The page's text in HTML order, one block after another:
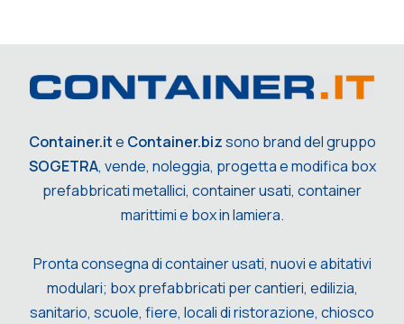
Container.ite Container.bizsono brand del gruppo
SOGETRA, vende, noleggia, progetta e modifica box
prefabbricati metallici, container usati, container
marittimi e box in lamiera.
Pronta consegna di container usati, nuovi e abitativi
modulari; box prefabbricati per cantieri, edilizia,
sanitario, scuole, fiere, locali di ristorazione, chiosco